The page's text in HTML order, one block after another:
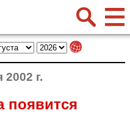
2002 г.
появится